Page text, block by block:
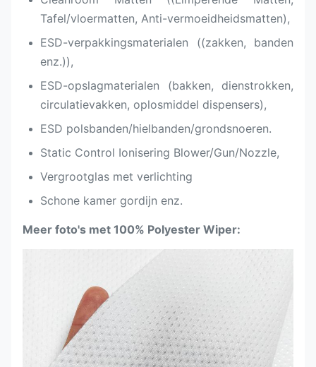
Tafel/vloermatten, Anti-vermoeidheidsmatten),
ESD-verpakkingsmaterialen ((zakken, banden
enz.)),
ESD-opslagmaterialen (bakken, dienstrokken,
circulatievakken, oplosmiddel dispensers),
ESD polsbanden/hielbanden/grondsnoeren.
Static Control Ionisering Blower/Gun/Nozzle,
Vergrootglas met verlichting
Schone kamer gordijn enz.
Meer foto's met 100% Polyester Wiper: